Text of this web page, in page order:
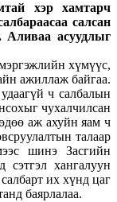
хэр хамтарч
салсан
Аливаа асуудлыг
хүмүүс,
ажиллаж байгаа.
ч салбалын
чухалчилсан
аж ахуйн яам ч
талаар
шинэ Засгийн
сэтгэл хангалуун
их хүнд цаг
баярлалаа.